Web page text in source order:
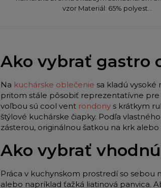
vzor Materiál: 65% polyest...
Ako vybrať gastro
Na kuchárske oblečenie sa kladú vysoké
pritom stále pôsobiť reprezentatívne
voľbou sú cool vent rondony s krátkym
štýlové kuchárske čiapky. Podľa
zásterou, originálnou šatkou na krk
Ako vybrať
Práca v kuchynskom prostredí so sebou
alebo napríklad ťažká liatinová panvica.